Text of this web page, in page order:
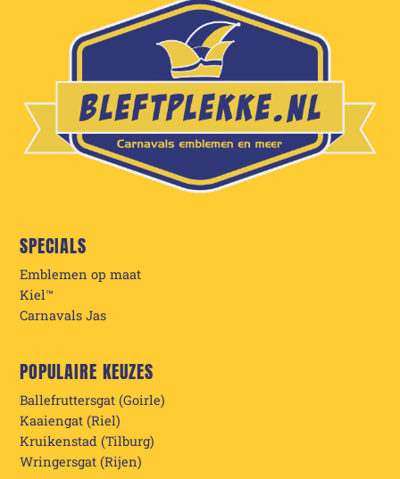
SPECIALS
Emblemen op maat
Kiel™
Carnavals Jas
POPULAIRE KEUZES
Ballefruttersgat (Goirle)
Kaaiengat (Riel)
Kruikenstad (Tilburg)
Wringersgat (Rijen)